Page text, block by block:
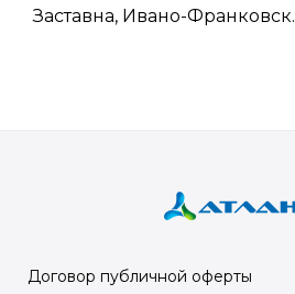
Заставна, Ивано-Франковск.
Договор публичной оферты